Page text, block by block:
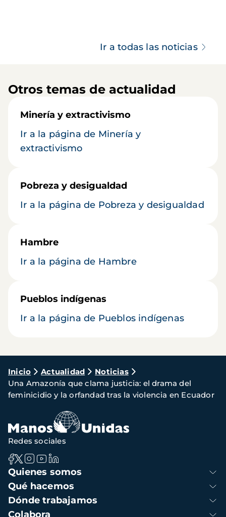
Ir a todas las noticias
Otros temas de actualidad
Minería y extractivismo
Ir a la página de Minería y
extractivismo
Pobreza y desigualdad
Ir a la página de Pobreza y desigualdad
Hambre
Ir a la página de Hambre
Pueblos indígenas
Ir a la página de Pueblos indígenas
Ruta
de
navegación
Inicio Actualidad
Noticias
Una Amazonía que clama justicia: el drama del
feminicidio y la orfandad tras la violencia en Ecuador
Navegación
principal
Quienes somos
Qué hacemos
Dónde trabajamos
Colabora
Redes sociales